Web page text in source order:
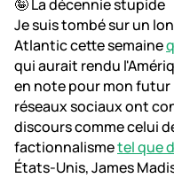
🤪 La décennie stupide
Je suis tombé sur un
Atlantic cette semaine
qui aurait rendu
en note pour mon futur
réseaux sociaux ont
discours comme celui
factionnalismetel que
États-Unis, James